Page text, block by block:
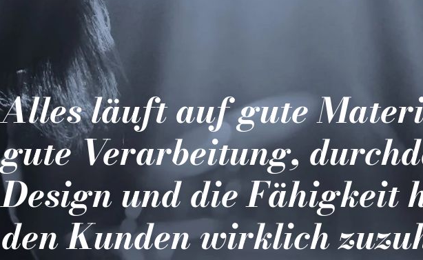
Alles läuft auf gute
gute Verarbeitung,
Design und die Fähigkeit
den Kunden wirklich